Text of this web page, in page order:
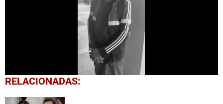
0
seconds
RELACIONADAS: